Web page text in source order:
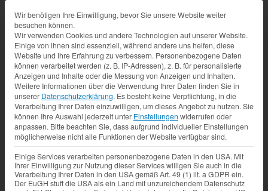
Datenschutz-Präferenz
Wir benötigen Ihre Einwilligung, bevor Sie unsere Website weiter
besuchen können.
Wir verwenden Cookies und andere Technologien auf unserer Website.
Einige von ihnen sind essenziell, während andere uns helfen, diese
Website und Ihre Erfahrung zu verbessern. Personenbezogene Daten
können verarbeitet werden (z. B. IP-Adressen), z. B. für personalisierte
Anzeigen und Inhalte oder die Messung von Anzeigen und Inhalten.
Weitere Informationen über die Verwendung Ihrer Daten finden Sie in
unserer Datenschutzerklärung. Es besteht keine Verpflichtung, in die
Verarbeitung Ihrer Daten einzuwilligen, um dieses Angebot zu nutzen. Sie
können Ihre Auswahl jederzeit unter Einstellungen widerrufen oder
anpassen. Bitte beachten Sie, dass aufgrund individueller Einstellungen
möglicherweise nicht alle Funktionen der Website verfügbar sind.
Einige Services verarbeiten personenbezogene Daten in den USA. Mit
Ihrer Einwilligung zur Nutzung dieser Services willigen Sie auch in die
Verarbeitung Ihrer Daten in den USA gemäß Art. 49 (1) lit. a GDPR ein.
Der EuGH stuft die USA als ein Land mit unzureichendem Datenschutz